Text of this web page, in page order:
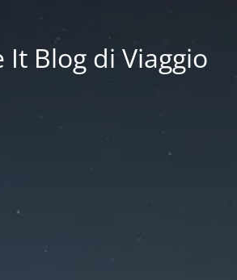
It Blog di Viaggio